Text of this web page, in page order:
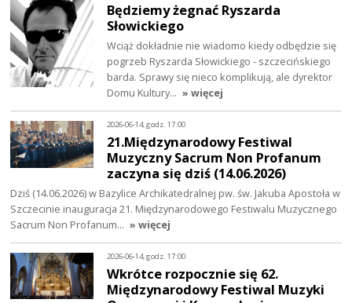
Będziemy żegnać Ryszarda
Słowickiego
Wciąż dokładnie nie wiadomo kiedy odbędzie się
pogrzeb Ryszarda Słowickiego - szczecińskiego
barda. Sprawy się nieco komplikują, ale dyrektor
Domu Kultury… » więcej
2026-06-14, godz. 17:00
21.Międzynarodowy Festiwal
Muzyczny Sacrum Non Profanum
zaczyna się dziś (14.06.2026)
Dziś (14.06.2026) w Bazylice Archikatedralnej pw. św. Jakuba Apostoła w
Szczecinie inauguracja 21. Międzynarodowego Festiwalu Muzycznego
Sacrum Non Profanum… » więcej
2026-06-14, godz. 17:00
Wkrótce rozpocznie się 62.
Międzynarodowy Festiwal Muzyki